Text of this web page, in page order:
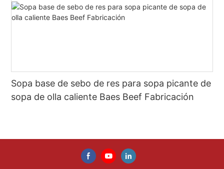
Sopa base de sebo de res para sopa picante de
sopa de olla caliente Baes Beef Fabricación